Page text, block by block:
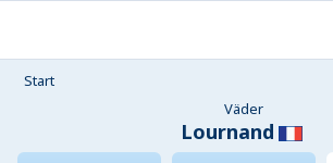
Start
Väder
Lournand